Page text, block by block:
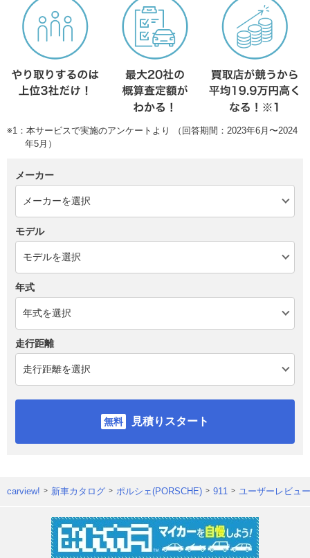
※1：本サービスで実施のアンケートより （回答期間：2023年6月〜2024
年5月）
メーカー
モデル
年式
走行距離
見積りスタート
carview! 新車カタログ ポルシェ(PORSCHE) 911 ユーザーレビュ